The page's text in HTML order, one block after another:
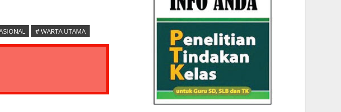
# WARTA UTAMA